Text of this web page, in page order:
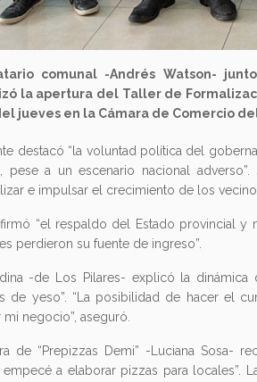
comunal -Andrés Watson-
la apertura del Taller de
jueves en la Cámara de Comercio
destacó “la voluntad política del
pese a un escenario nacional
e impulsar el crecimiento de los
“el respaldo del Estado provincial
perdieron su fuente de ingreso”.
-de Los Pilares- explicó la dinámica
de yeso”. “La posibilidad de hacer el
negocio”, aseguró.
de “Prepizzas Demi” -Luciana Sosa-
a elaborar pizzas para locales”.